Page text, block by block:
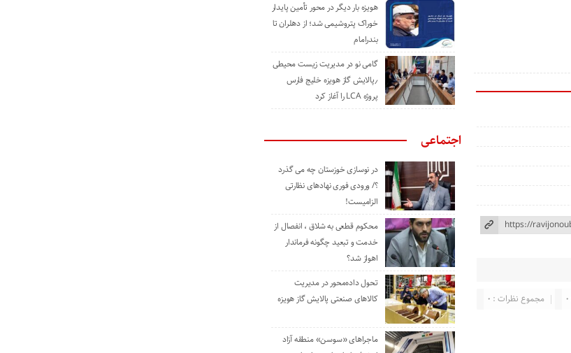
مجموع نظرات : 0
هویزه بار دیگر در محور تأمین پایدار
خوراک پتروشیمی شد؛ از دهلران تا
بندرامام
گامی نو در مدیریت زیست ‌محیطی
٫پالایش گاز هویزه خلیج ‌فارس
پروژه LCA را آغاز کرد
اجتماعی
در نوسازی خوزستان چه می گذرد
؟/ ورودی فوری نهادهای نظارتی
الزامیست!
محکوم قطعی به شلاق ، انفصال از
خدمت و تبعید چگونه فرماندار
اهواز شد؟
تحول داده‌محور در مدیریت
کالاهای صنعتی پالایش گاز هویزه
ماجراهای «سوسن» منطقه آزاد